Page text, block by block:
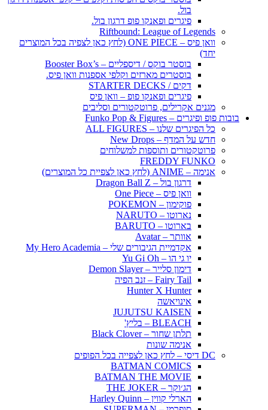
בול.
פיגרים ופאנקו פופ דרגון בול.
Riftbound: League of Legends
וואן פיס – ONE PIECE (לחץ כאן לצפיה בכל המוצרים
יחד)
בוסטר בוקס / דיספליים – Booster Box’s
בוסטרים מארזים וקלפי אספנות וואן פיס.
דקים / STARTER DECKS
פיגרים ופאנקו פופ – וואן פיס
מגנים אקרילים, פרוטקטורים וסליבים
בובות פופ ופיגרים – Funko Pop & Figures
כל הפיגרים שלנו – ALL FIGURES
חדש על המדף – New Drops
פרוטקטורים ותוספות למשלוחים
FREDDY FUNKO
אנימה – ANIME (לחץ כאן לצפיית כל המוצרים)
דרגון בול – Dragon Ball Z
וואן פיס – One Piece
פוקימון – POKEMON
נארוטו – NARUTO
בארוטו – BARUTO
אוותר – Avatar
אקדמיית הגיבורים שלי – My Hero Academia
יו גי הו – Yu Gi Oh
דימון סלייר – Demon Slayer
Fairy Tail – זנב הפיה
Hunter X Hunter
אינויאשה
JUJUTSU KAISEN
BLEACH – בליץ'
תלתן שחור – Black Clover
אנימה שונות
DC דיסי – לחץ כאן לצפייה בכל הפופים
BATMAN COMICS
BATMAN THE MOVIE
הג׳וקר – THE JOKER
הארלי קווין – Harley Quinn